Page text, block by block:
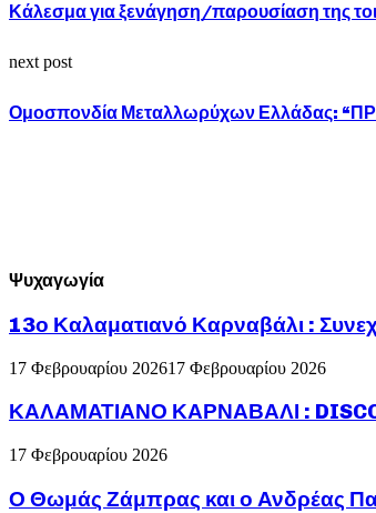
Κάλεσμα για ξενάγηση/παρουσίαση της
next post
Ομοσπονδία Μεταλλωρύχων Ελλάδας:
Ψυχαγωγία
13ο Καλαματιανό Καρναβάλι :
17 Φεβρουαρίου 202617 Φεβρουαρίου 2026
ΚΑΛΑΜΑΤΙΑΝΟ ΚΑΡΝΑΒΑΛΙ : DISCO
17 Φεβρουαρίου 2026
Ο Θωμάς Ζάμπρας και ο Ανδρέας